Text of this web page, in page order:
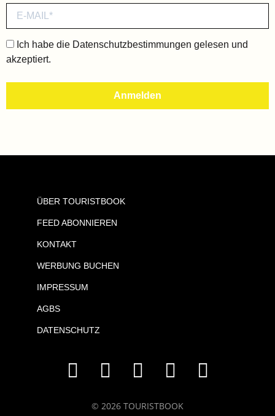
Ich habe die Datenschutzbestimmungen gelesen und
akzeptiert.
ÜBER TOURISTBOOK
FEED ABONNIEREN
KONTAKT
WERBUNG BUCHEN
IMPRESSUM
AGBS
DATENSCHUTZ
© 2026 TOURISTBOOK